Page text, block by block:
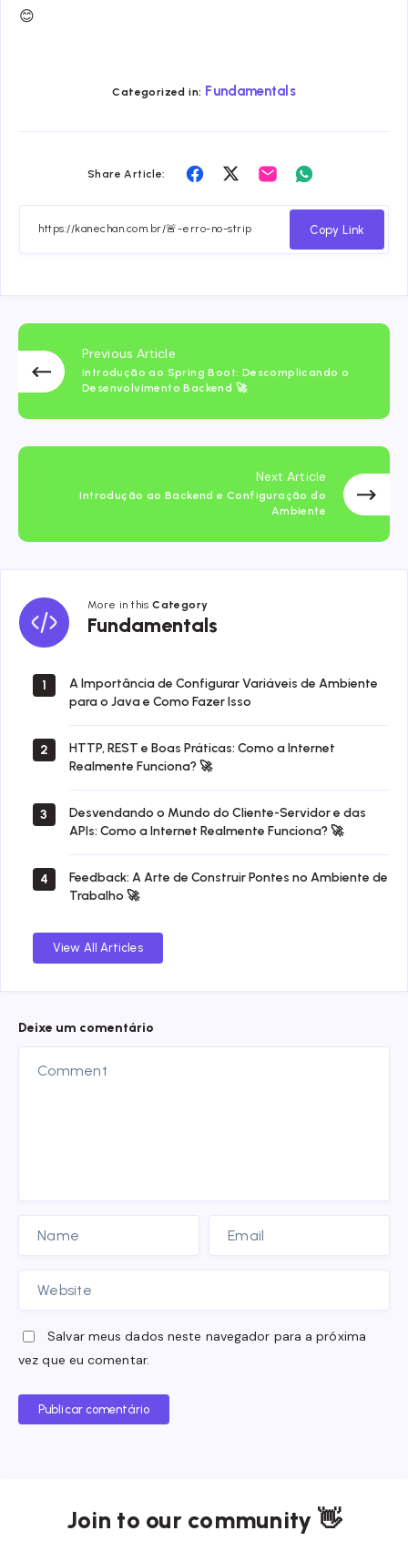
😊
Categorized in: Fundamentals
Share Article:
Share
Facebook
Share
Twitter
Share
Whatsapp
Copy Link
Previous Article
Introdução ao Spring Boot: Descomplicando o
Desenvolvimento Backend 🚀
Next Article
Introdução ao Backend e Configuração do
Ambiente
More in thisCategory
Fundamentals
Fundamentals
1
A Importância de Configurar Variáveis de Ambiente
para o Java e Como Fazer Isso
2
HTTP, REST e Boas Práticas: Como a Internet
Realmente Funciona? 🚀
3
Desvendando o Mundo do Cliente-Servidor e das
APIs: Como a Internet Realmente Funciona? 🚀
4
Feedback: A Arte de Construir Pontes no Ambiente de
Trabalho 🚀
View All Articles
Deixe um comentário
Salvar meus dados neste navegador para a próxima
vez que eu comentar.
Publicar comentário
Join to our community 👋